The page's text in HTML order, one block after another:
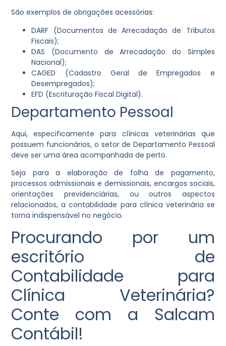
São exemplos de obrigações acessórias:
DARF (Documentos de Arrecadação de Tributos
Fiscais);
DAS (Documento de Arrecadação do Simples
Nacional);
CAGED (Cadastro Geral de Empregados e
Desempregados);
EFD (Escrituração Fiscal Digital).
Departamento Pessoal
Aqui, especificamente para clínicas veterinárias que
possuem funcionários, o setor de Departamento Pessoal
deve ser uma área acompanhada de perto.
Seja para a elaboração de folha de pagamento,
processos admissionais e demissionais, encargos sociais,
orientações previdenciárias, ou outros aspectos
relacionados, a contabilidade para clínica veterinária se
torna indispensável no negócio.
Procurando por um
escritório de
Contabilidade para
Clínica Veterinária?
Conte com a Salcam
Contábil!